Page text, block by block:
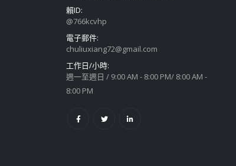
賴ID:
@766kcvhp
電子郵件:
chuliuxiang72@gmail.com
工作日/小時:
週一至週日 / 9:00 AM - 8:00 PM/ 8:00 AM -
8:00 PM